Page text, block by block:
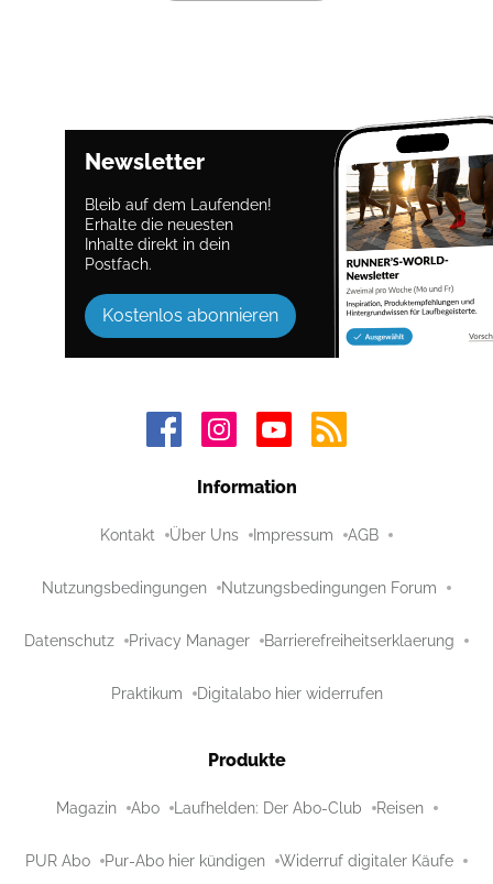
Newsletter
Bleib auf dem Laufenden!
Erhalte die neuesten
Inhalte direkt in dein
Postfach.
Kostenlos abonnieren
Information
Kontakt Über Uns Impressum AGB
Nutzungsbedingungen Nutzungsbedingungen Forum
Datenschutz Privacy Manager Barrierefreiheitserklaerung
Praktikum Digitalabo hier widerrufen
Produkte
Magazin Abo Laufhelden: Der Abo-Club Reisen
PUR Abo Pur-Abo hier kündigen Widerruf digitaler Käufe